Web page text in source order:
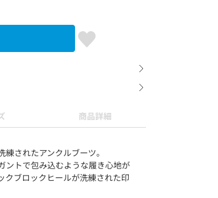
商品詳細
されたアンクルブーツ。
ントで包み込むような履き心地が
クブロックヒールが洗練された印